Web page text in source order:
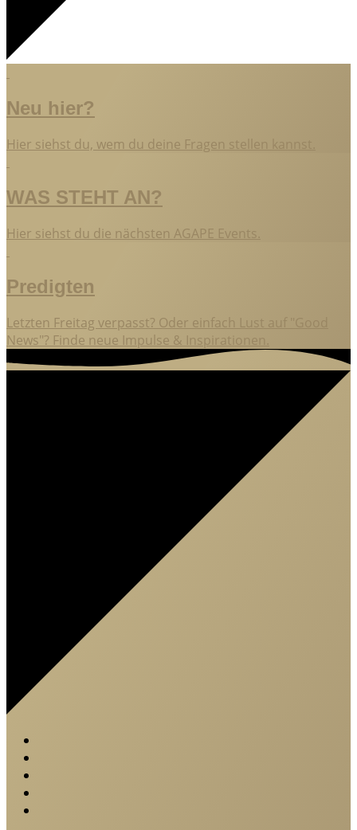
Neu hier?
Hier siehst du, wem du deine Fragen stellen kannst.
WAS STEHT AN?
Hier siehst du die nächsten AGAPE Events.
Predigten
Letzten Freitag verpasst? Oder einfach Lust auf "Good
News"? Finde neue Impulse & Inspirationen.